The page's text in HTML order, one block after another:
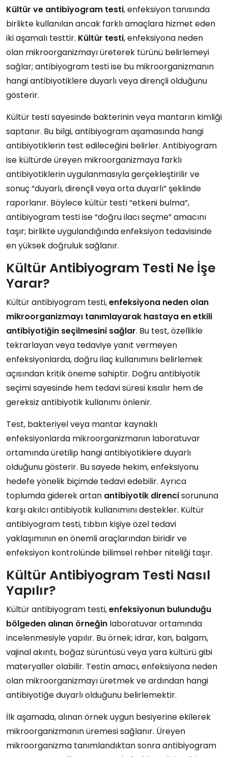
Kültür ve antibiyogram testi, enfeksiyon tanısında
birlikte kullanılan ancak farklı amaçlara hizmet eden
iki aşamalı testtir. Kültür testi, enfeksiyona neden
olan mikroorganizmayı üreterek türünü belirlemeyi
sağlar; antibiyogram testi ise bu mikroorganizmanın
hangi antibiyotiklere duyarlı veya dirençli olduğunu
gösterir.
Kültür testi sayesinde bakterinin veya mantarın kimliği
saptanır. Bu bilgi, antibiyogram aşamasında hangi
antibiyotiklerin test edileceğini belirler. Antibiyogram
ise kültürde üreyen mikroorganizmaya farklı
antibiyotiklerin uygulanmasıyla gerçekleştirilir ve
sonuç “duyarlı, dirençli veya orta duyarlı” şeklinde
raporlanır. Böylece kültür testi “etkeni bulma”,
antibiyogram testi ise “doğru ilacı seçme” amacını
taşır; birlikte uygulandığında enfeksiyon tedavisinde
en yüksek doğruluk sağlanır.
Kültür Antibiyogram Testi Ne İşe
Yarar?
Kültür antibiyogram testi,enfeksiyona neden olan
mikroorganizmayı tanımlayarak hastaya en etkili
antibiyotiğin seçilmesini sağlar. Bu test, özellikle
tekrarlayan veya tedaviye yanıt vermeyen
enfeksiyonlarda, doğru ilaç kullanımını belirlemek
açısından kritik öneme sahiptir. Doğru antibiyotik
seçimi sayesinde hem tedavi süresi kısalır hem de
gereksiz antibiyotik kullanımı önlenir.
Test, bakteriyel veya mantar kaynaklı
enfeksiyonlarda mikroorganizmanın laboratuvar
ortamında üretilip hangi antibiyotiklere duyarlı
olduğunu gösterir. Bu sayede hekim, enfeksiyonu
hedefe yönelik biçimde tedavi edebilir. Ayrıca
toplumda giderek artan antibiyotik direncisorununa
karşı akılcı antibiyotik kullanımını destekler. Kültür
antibiyogram testi, tıbbın kişiye özel tedavi
yaklaşımının en önemli araçlarından biridir ve
enfeksiyon kontrolünde bilimsel rehber niteliği taşır.
Kültür Antibiyogram Testi Nasıl
Yapılır?
Kültür antibiyogram testi,enfeksiyonun bulunduğu
bölgeden alınan örneğin laboratuvar ortamında
incelenmesiyle yapılır. Bu örnek; idrar, kan, balgam,
vajinal akıntı, boğaz sürüntüsü veya yara kültürü gibi
materyaller olabilir. Testin amacı, enfeksiyona neden
olan mikroorganizmayı üretmek ve ardından hangi
antibiyotiğe duyarlı olduğunu belirlemektir.
İlk aşamada, alınan örnek uygun besiyerine ekilerek
mikroorganizmanın üremesi sağlanır. Üreyen
mikroorganizma tanımlandıktan sonra antibiyogram